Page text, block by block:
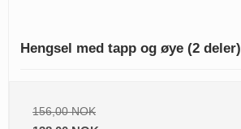
Hengsel med tapp og øye (2 deler)
156,00 NOK